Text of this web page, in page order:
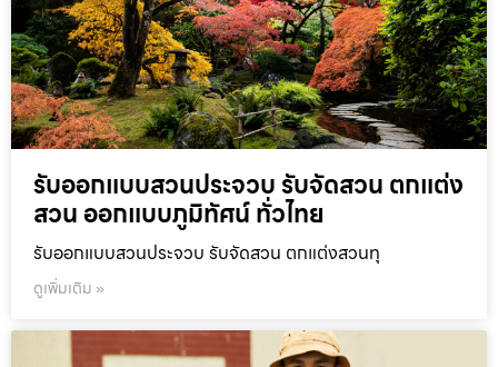
รับออกแบบสวนประจวบ รับจัดสวน ตกแต่ง
สวน ออกแบบภูมิทัศน์ ทั่วไทย
รับออกแบบสวนประจวบ รับจัดสวน ตกแต่งสวนทุ
ดูเพิ่มเติม »